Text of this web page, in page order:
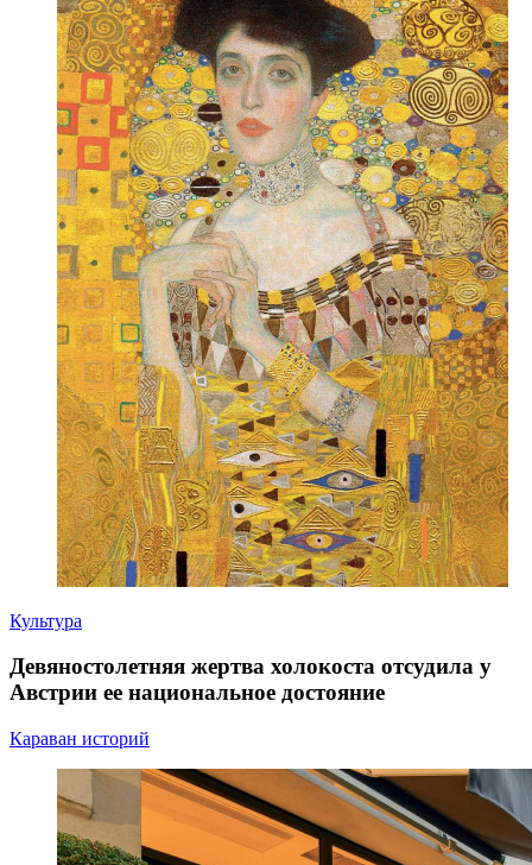
Культура
Девяностолетняя жертва холокоста отсудила у
Австрии ее национальное достояние
Караван историй